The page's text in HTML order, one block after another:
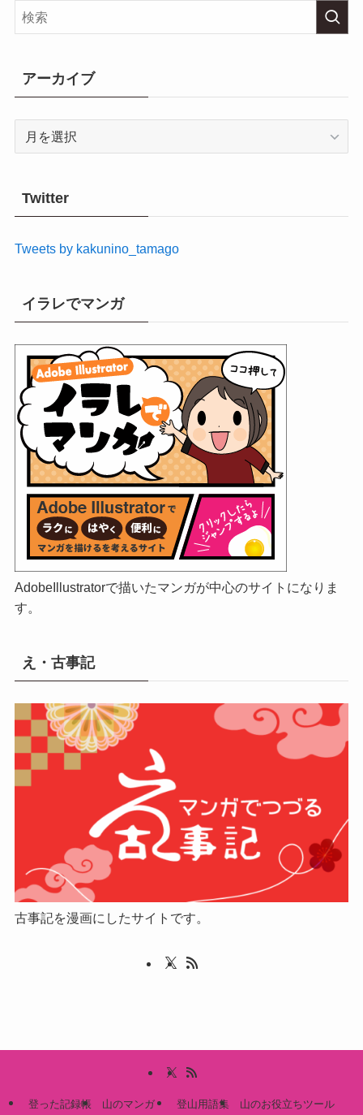
アーカイブ
Twitter
Tweets by kakunino_tamago
イラレでマンガ
AdobeIllustratorで描いたマンガが中心のサイトになりま
す。
え・古事記
古事記を漫画にしたサイトです。
登った記録帳 山のマンガ 登山用語集 山のお役立ちツール